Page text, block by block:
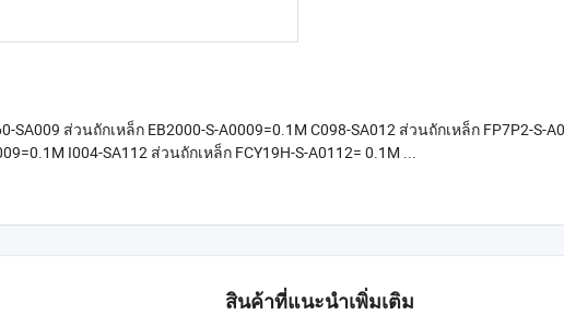
SA009 ส่วนถักเหล็ก EB2000-S-A0009=0.1M C098-SA012 ส่วนถักเหล็ก FP7P2-S-
I004-SA112 ส่วนถักเหล็ก FCY19H-S-A0112= 0.1M ...
สินค้าที่แนะนำเพิ่มเติม